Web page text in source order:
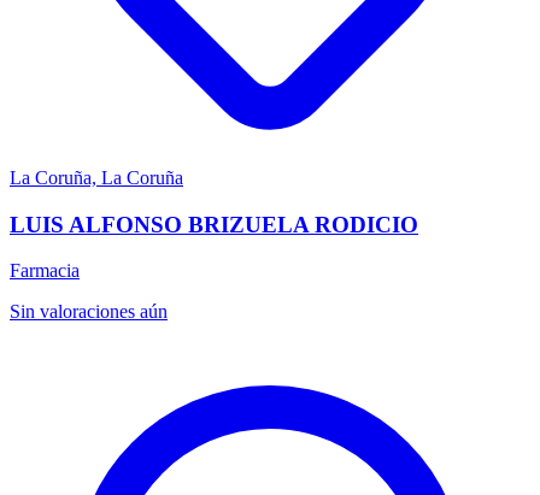
La Coruña, La Coruña
LUIS ALFONSO BRIZUELA RODICIO
Farmacia
Sin valoraciones aún